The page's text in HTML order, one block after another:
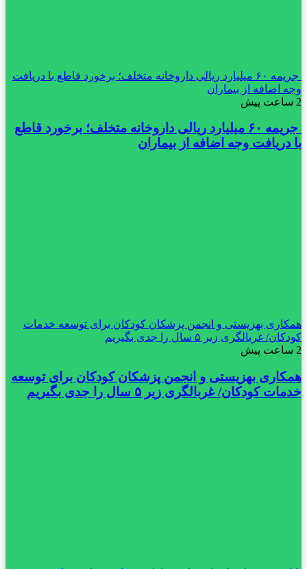
جریمه ۶۰ میلیارد ریالی داروخانه متخلف؛ برخورد قاطع با دریافت
وجه اضافه از بیماران
2 ساعت پیش
جریمه ۶۰ میلیارد ریالی داروخانه متخلف؛ برخورد قاطع
با دریافت وجه اضافه از بیماران
همکاری بهزیستی و انجمن پزشکان کودکان برای توسعه خدمات
کودکان/ غربالگری زیر ۵ سال را جدی بگیریم
2 ساعت پیش
همکاری بهزیستی و انجمن پزشکان کودکان برای توسعه
خدمات کودکان/ غربالگری زیر ۵ سال را جدی بگیریم